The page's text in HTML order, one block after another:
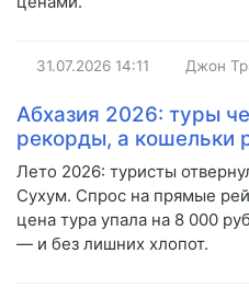
31.07.2026 14:11 Джон
Абхазия 2026: туры
рекорды, а кошельки
Лето 2026: туристы
Сухум. Спрос на прямые
цена тура упала на 8 000
— и без лишних хлопот.